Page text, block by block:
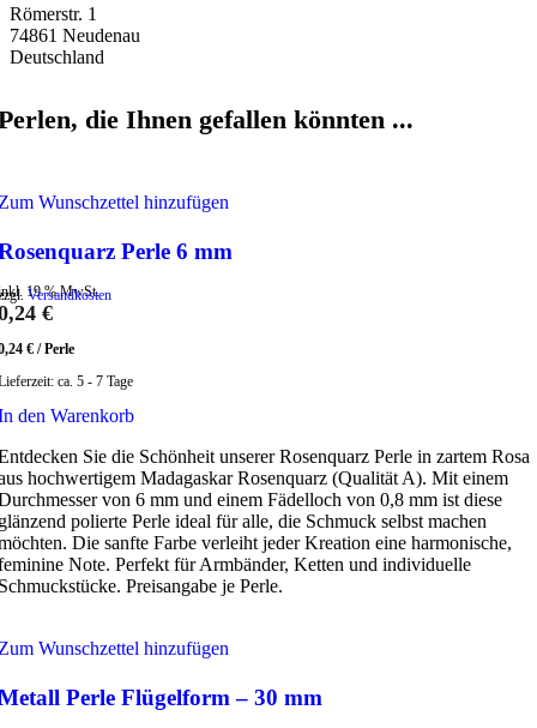
Römerstr. 1
74861 Neudenau
Deutschland
die Ihnen gefallen könnten ...
Wunschzettel hinzufügen
Perle 6 mm
19 % MwSt.
Versandkosten
€
€ /Perle
ca. 5 - 7 Tage
den Warenkorb
Sie die Schönheit unserer Rosenquarz Perle in zartem Rosa
hochwertigem Madagaskar Rosenquarz (Qualität A). Mit einem
von 6 mm und einem Fädelloch von 0,8 mm ist diese
polierte Perle ideal für alle, die Schmuck selbst machen
Die sanfte Farbe verleiht jeder Kreation eine harmonische,
Note. Perfekt für Armbänder, Ketten und individuelle
Preisangabe je Perle.
Wunschzettel hinzufügen
Perle Flügelform – 30 mm